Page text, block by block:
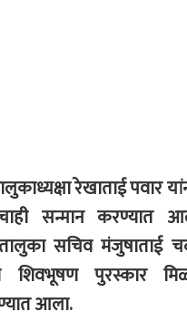
रेखाताई पवार
सन्मान करण्यात
सचिव मंजुषाताई
शिवभूषण पुरस्कार
आला.